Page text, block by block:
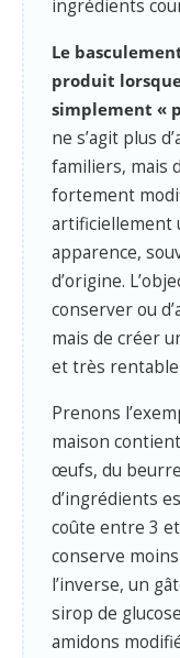
ingrédients
Le
produit
simplement «
ne s’agit plus
familiers, mais
fortement
artificiellement
apparence,
d’origine.
conserver ou
mais de créer
et très rentable
Prenons
maison
œufs, du
d’ingrédients
coûte entre 3
conserve
l’inverse, un
sirop de
amidons